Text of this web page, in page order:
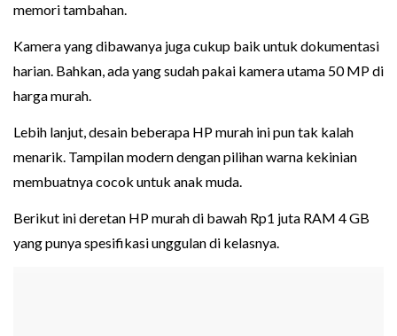
memori tambahan.
Kamera yang dibawanya juga cukup baik untuk dokumentasi
harian. Bahkan, ada yang sudah pakai kamera utama 50 MP di
harga murah.
Lebih lanjut, desain beberapa HP murah ini pun tak kalah
menarik. Tampilan modern dengan pilihan warna kekinian
membuatnya cocok untuk anak muda.
Berikut ini deretan HP murah di bawah Rp1 juta RAM 4 GB
yang punya spesifikasi unggulan di kelasnya.